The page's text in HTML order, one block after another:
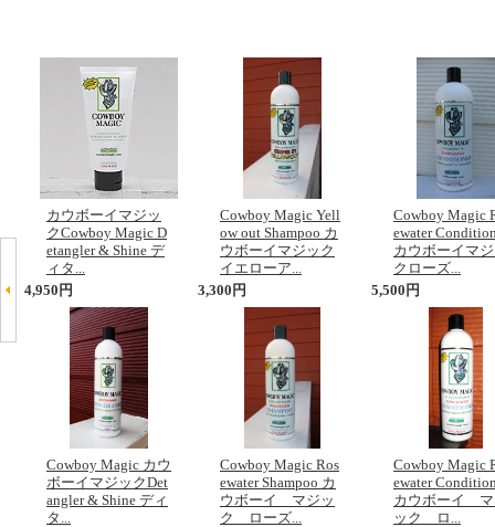
カウボーイマジッ
クCowboy Magic D
etangler & Shine デ
ィタ...
4,950円
Cowboy Magic カウ
ボーイマジックDet
angler & Shine ディ
タ...
Cowboy Magic Yell
ow out Shampoo カ
ウボーイマジック
イエローア...
3,300円
Cowboy Magic Ros
ewater Shampoo カ
ウボーイ マジッ
ク ローズ...
Cowboy Magic
ewater
カウボーイマ
クローズ...
5,500円
Cowboy Magic
ewater
カウボーイ
ック ロ...